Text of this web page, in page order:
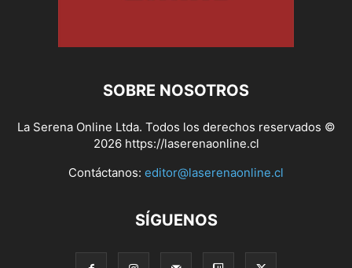
SOBRE NOSOTROS
La Serena Online Ltda. Todos los derechos reservados ©
2026 https://laserenaonline.cl
Contáctanos: editor@laserenaonline.cl
SÍGUENOS